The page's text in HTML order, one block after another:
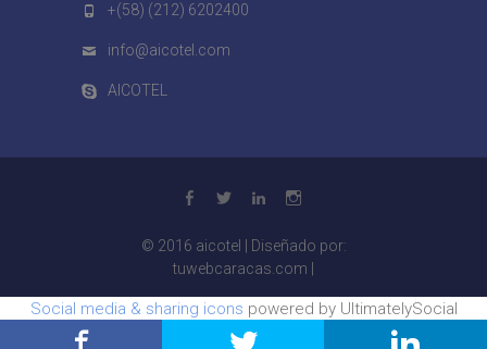
+(58) (212) 6202400
info@aicotel.com
AICOTEL
facebook
twitter linkedinInstagram
© 2016 aicotel
| Diseñado por:
tuwebcaracas.com
Social media & sharing icons powered by UltimatelySocial